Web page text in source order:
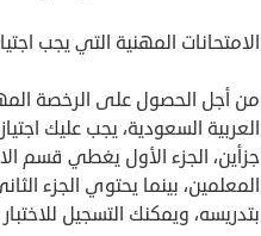
الامتحانات المهنية التي يجب
من أجل الحصول على الرخصة
العربية السعودية، يجب عليك
جزأين، الجزء الأول يغطي قسم
المعلمين، بينما يحتوي الجزء
بتدريسه، ويمكنك التسجيل